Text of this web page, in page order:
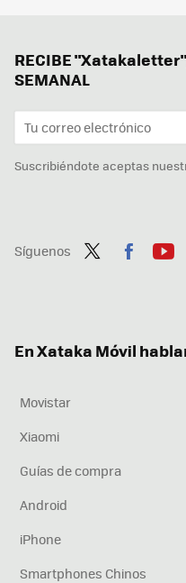
RECIBE
SEMANAL
Suscribiéndote aceptas
Síguenos
En Xataka Móvil
Movistar
Xiaomi
Guías de compra
Android
iPhone
Smartphones Chinos